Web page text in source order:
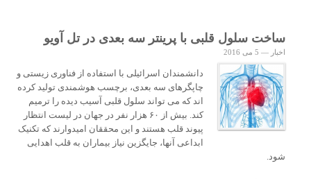
ساخت سلول قلبی با پرینتر سه بعدی در تل آویو
اخبار — 5 می 2016
دانشمندان اسرائیلی با استفاده از فناوری زیستی و
چاپگرهای سه بعدی، برچسب هوشمندی تولید کرده
اند که می تواند سلول قلبی آسیب دیده را ترمیم
کند. بیش از ۶۰ هزار نفر در جهان در لیست انتظار
پیوند قلب هستند و این محققان امیدوارند که تکنیک
ابداعی آنها، جایگزین نیاز بیماران به قلب اهدایی
شود.